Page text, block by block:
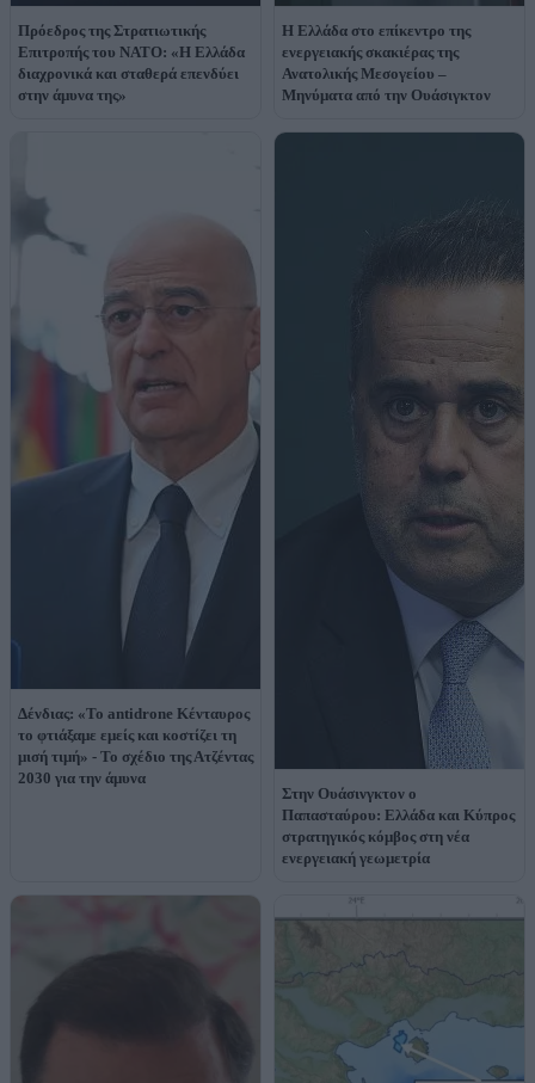
Πρόεδρος της Στρατιωτικής
Επιτροπής του ΝΑΤΟ: «Η Ελλάδα
διαχρονικά και σταθερά επενδύει
στην άμυνα της»
Η Ελλάδα στο επίκεντρο της
ενεργειακής σκακιέρας της
Ανατολικής Μεσογείου –
Μηνύματα από την Ουάσιγκτον
Δένδιας: «Το antidrone Κένταυρος
το φτιάξαμε εμείς και κοστίζει τη
μισή τιμή» - Το σχέδιο της Ατζέντας
2030 για την άμυνα
Στην Ουάσινγκτον ο
Παπασταύρου: Ελλάδα και Κύπρος
στρατηγικός κόμβος στη νέα
ενεργειακή γεωμετρία